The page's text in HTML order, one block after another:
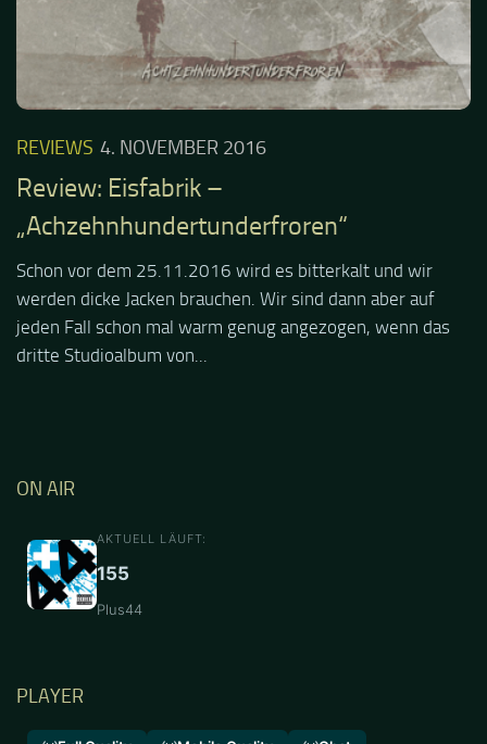
REVIEWS 4. NOVEMBER 2016
Review: Eisfabrik –
„Achzehnhundertunderfroren“
Schon vor dem 25.11.2016 wird es bitterkalt und wir
werden dicke Jacken brauchen. Wir sind dann aber auf
jeden Fall schon mal warm genug angezogen, wenn das
dritte Studioalbum von...
ON AIR
AKTUELL LÄUFT:
155
Plus44
PLAYER